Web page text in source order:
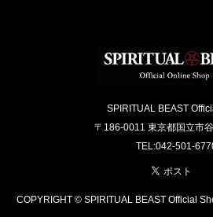
SPIRITUAL BEAST
〒186-0011 東京都国立市
TEL:042-501-
COPYRIGHT © SPIRITUAL BEAST Official